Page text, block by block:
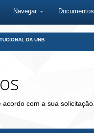
Navegar Documentos
DA UNB
com a sua solicitação.